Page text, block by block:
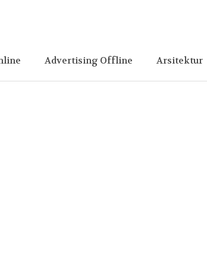
Advertising Offline Arsitektur